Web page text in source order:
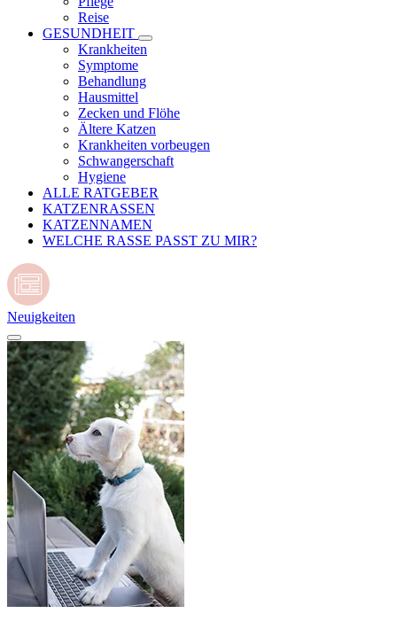
Reise
GESUNDHEIT
Krankheiten
Symptome
Behandlung
Hausmittel
Zecken und Flöhe
Ältere Katzen
Krankheiten vorbeugen
Schwangerschaft
Hygiene
ALLE RATGEBER
KATZENRASSEN
KATZENNAMEN
WELCHE RASSE PASST ZU MIR?
Neuigkeiten